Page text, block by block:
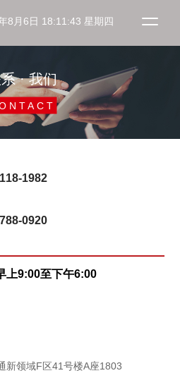
8月6日 18:11:43 星期四
· 我们
1982
0920
上9:00至下午6:00
新领域F区41号楼A座1803